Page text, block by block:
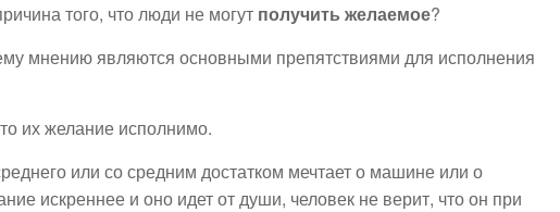
того, что люди не могут получить желаемое?
мнению являются основными препятствиями для исполнения
их желание исполнимо.
или со средним достатком мечтает о машине или о
искреннее и оно идет от души, человек не верит, что он при